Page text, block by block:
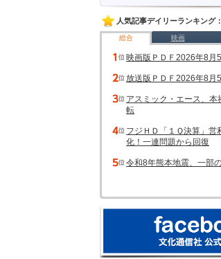
人気記事デイリーランキング
総合 映画
映画版ＰＤＦ2026年8月
放送版ＰＤＦ2026年8月
アスミック・エース、本
転
フジＨＤ「１Ｑ決算」営
化！一連問題から回復
令和8年熊本地震、一部